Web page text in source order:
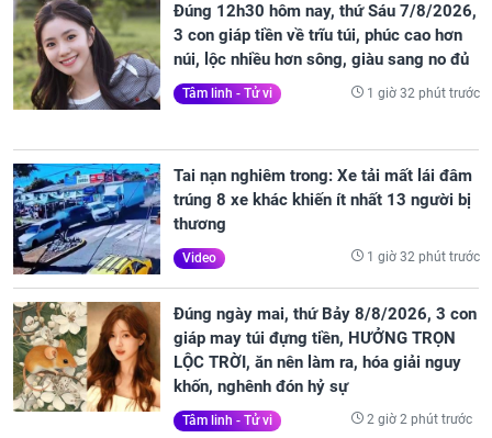
Đúng 12h30 hôm nay, thứ Sáu 7/8/2026,
3 con giáp tiền về trĩu túi, phúc cao hơn
núi, lộc nhiều hơn sông, giàu sang no đủ
Tâm linh - Tử vi 1 giờ 32 phút trước
Tai nạn nghiêm trong: Xe tải mất lái đâm
trúng 8 xe khác khiến ít nhất 13 người bị
thương
Video 1 giờ 32 phút trước
Đúng ngày mai, thứ Bảy 8/8/2026, 3 con
giáp may túi đựng tiền, HƯỞNG TRỌN
LỘC TRỜI, ăn nên làm ra, hóa giải nguy
khốn, nghênh đón hỷ sự
Tâm linh - Tử vi 2 giờ 2 phút trước